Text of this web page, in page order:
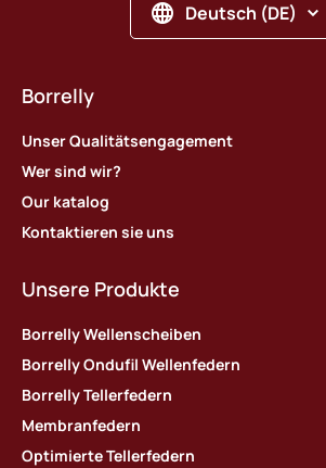
Deutsch (DE)
Borrelly
Unser Qualitätsengagement
Wer sind wir?
Our katalog
Kontaktieren sie uns
Unsere Produkte
Borrelly Wellenscheiben
Borrelly Ondufil Wellenfedern
Borrelly Tellerfedern
Membranfedern
Optimierte Tellerfedern